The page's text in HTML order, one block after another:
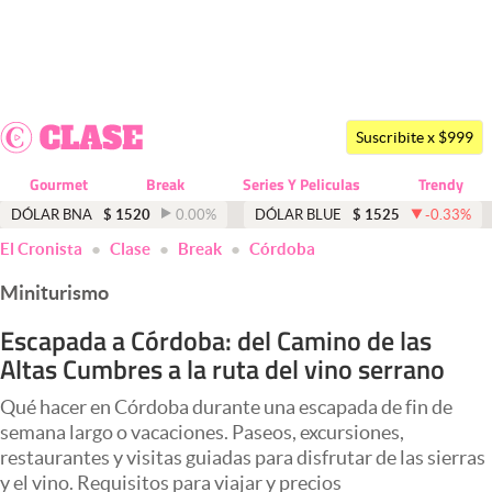
Dólar
Economía y Política
Finanzas y Mercados
Mercados Online
Negocios
Columnistas
Apertura
Suscribite x $999
Gourmet Break Series Y Peliculas Trendy
DÓLAR BNA $ 1520 0.00% DÓLAR BLUE $ 1525 -0.33%
El Cronista Clase Break Córdoba
Miniturismo
Escapada a Córdoba: del Camino de las
Altas Cumbres a la ruta del vino serrano
Qué hacer en Córdoba durante una escapada de fin de
semana largo o vacaciones. Paseos, excursiones,
restaurantes y visitas guiadas para disfrutar de las sierras
y el vino. Requisitos para viajar y precios